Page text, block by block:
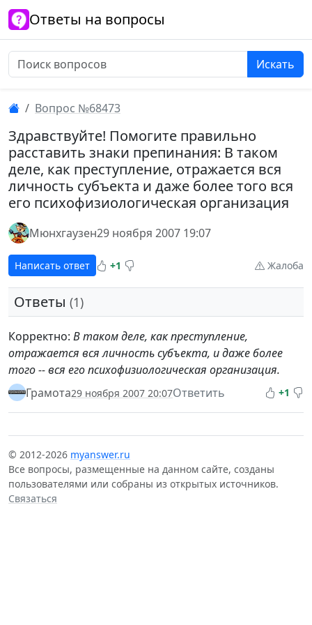
Ответы на вопросы
Искать
Вопрос №68473
Здравствуйте! Помогите правильно
расставить знаки препинания: В таком
деле, как преступление, отражается вся
личность субъекта и даже более того вся
его психофизиологическая организация
Мюнхгаузен29 ноября 2007 19:07
Написать ответ +1 Жалоба
Ответы (1)
Корректно: В таком деле, как преступление,
отражается вся личность субъекта, и даже более
того -- вся его психофизиологическая организация.
Грамота29 ноября 2007 20:07Ответить +1
© 2012-2026 myanswer.ru
Все вопросы, размещенные на данном сайте, созданы
пользователями или собраны из открытых источников.
Связаться